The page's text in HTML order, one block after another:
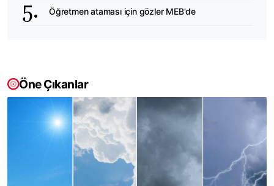
Öğretmen ataması için gözler MEB'de
Öne Çıkanlar